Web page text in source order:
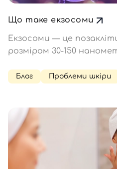
Що таке екзосоми
Екзосоми — це
розміром 30-150
організму. Їхнє
молекули. Завдяки
Блог Проблеми шкіри